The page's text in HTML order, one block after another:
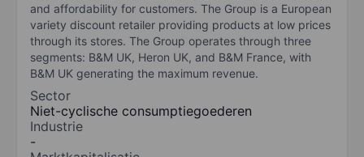
and affordability for customers. The Group is a European
variety discount retailer providing products at low prices
through its stores. The Group operates through three
segments: B&M UK, Heron UK, and B&M France, with
B&M UK generating the maximum revenue.
Sector
Niet-cyclische consumptiegoederen
Industrie
-